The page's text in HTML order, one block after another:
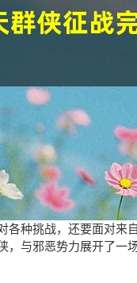
各种挑战，还要面对来
，与邪恶势力展开了一